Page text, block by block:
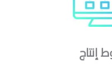
إنتاج